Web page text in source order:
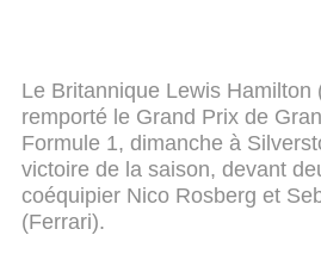
Le Britannique Lewis Hamilton
remporté le Grand Prix de
Formule 1, dimanche à
victoire de la saison, devant
coéquipier Nico Rosberg et
(Ferrari).